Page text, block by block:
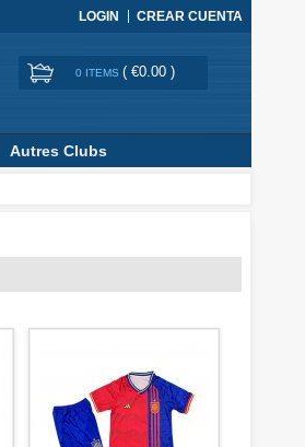
LOGIN CREAR CUENTA
0 ITEMS ( €0.00 )
Autres Clubs